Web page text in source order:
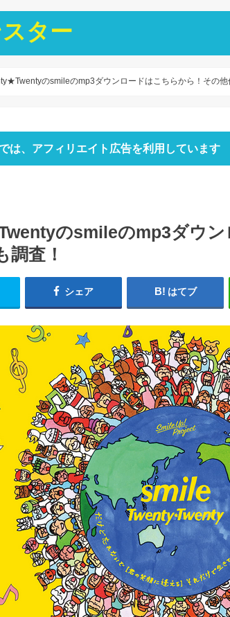
ター
のsmileのmp3ダウンロードはこちらから！その他
は、アフィリエイト広告を利用しています
のsmileのmp3ダウン
調査！
シェア はてブ